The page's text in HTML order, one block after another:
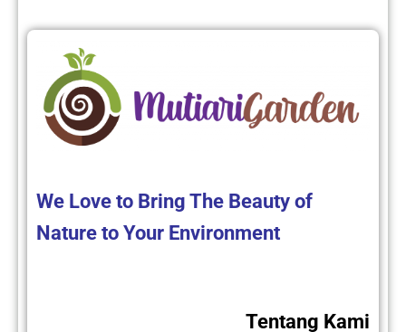
We Love to Bring The Beauty of
Nature to Your Environment
Tentang Kami